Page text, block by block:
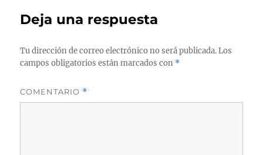
Deja una respuesta
Tu dirección de correo electrónico no será publicada. Los
campos obligatorios están marcados con *
COMENTARIO *